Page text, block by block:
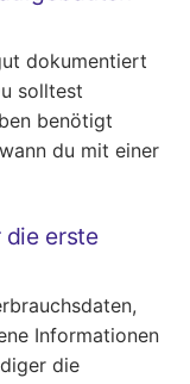
dokumentiert
solltest
benötigt
du mit einer
die erste
Informationen
die